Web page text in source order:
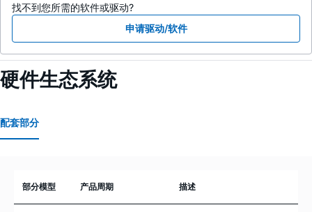
找不到您所需的软件或驱动?
申请驱动/软件
硬件生态系统
配套部分
部分模型 产品周期 描述